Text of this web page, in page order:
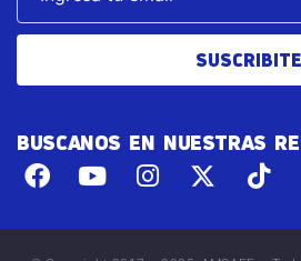
SUSCRIBITE
BUSCANOS EN NUESTRAS